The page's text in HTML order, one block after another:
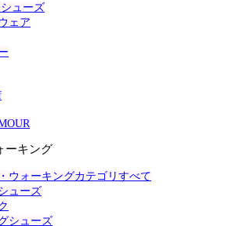
ューズ
ェア
ーキング
ウォーキングカテゴリすべて
ューズ
シューズ